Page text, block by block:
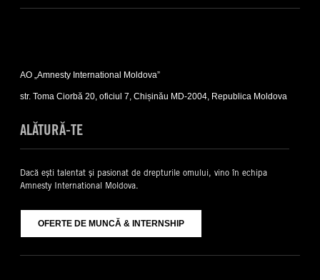
Contacte
sub-
list
AO „Amnesty International Moldova”
str. Toma Ciorbă 20, oficiul 7, Chișinău MD-2004, Republica Moldova
ALĂTURĂ-TE
Dacă ești talentat și pasionat de drepturile omului, vino în echipa
Amnesty International Moldova.
OFERTE DE MUNCĂ & INTERNSHIP